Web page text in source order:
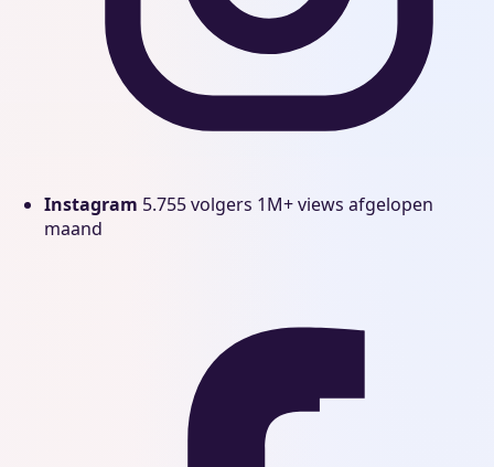
Instagram 5.755 volgers 1M+ views afgelopen
maand